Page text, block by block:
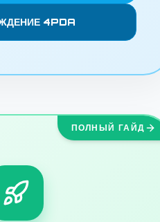
4PDA
ПОЛНЫЙ ГАЙД